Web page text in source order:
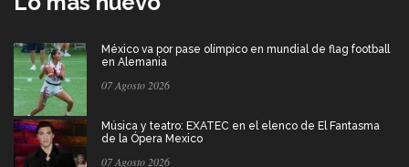
México va por pase olímpico en mundial de flag football
en Alemania
07 Agosto 2026
Música y teatro: EXATEC en el elenco de El Fantasma
de la Ópera Mexico
07 Agosto 2026